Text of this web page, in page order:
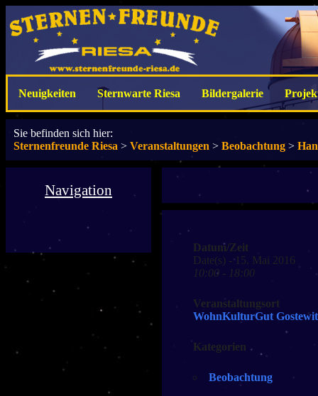
Neuigkeiten Sternwarte Riesa Bildergalerie
Sie befinden sich hier:
Sternenfreunde Riesa > Veranstaltungen > Beobachtung >
Navigation
Datum/Zeit
Date(s) - 15. Mai 2016
10:00 - 18:00
Veranstaltungsort
WohnKulturGut
Kategorien
Beobachtung